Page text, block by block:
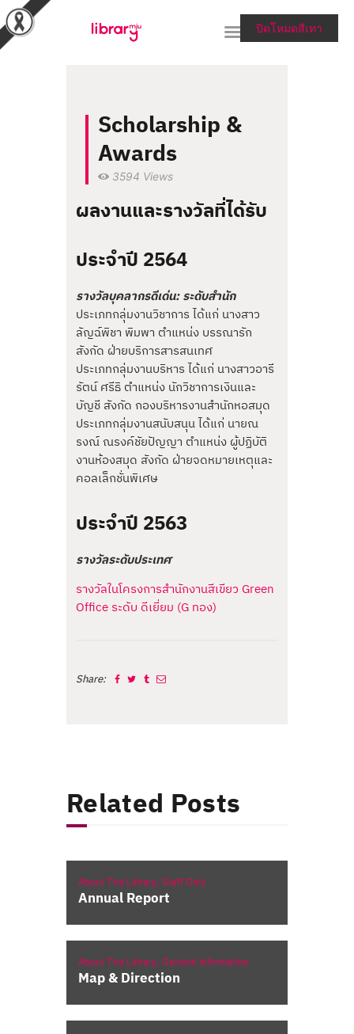
RESEARCH TOOLS &
COLLECTIONS
SERVICES & HELP
ABOUT THE LIBRARY
สายตรงผู้อำนวยการ
Scholarship &
Awards
3594 Views
ผลงานและรางวัลที่ได้รับ
ประจำปี 2564
รางวัลบุคลากรดีเด่น: ระดับสำนัก
ประเภทกลุ่มงานวิชาการ ได้แก่ นางสาว
ลัญฉ์พิชา พิมพา ตำแหน่ง บรรณารัก
สังกัด ฝ่ายบริการสารสนเทศ
ประเภทกลุ่มงานบริหาร ได้แก่ นางสาวอารี
รัตน์ ศรีธิ ตำแหน่ง นักวิชาการเงินและ
บัญชี สังกัด กองบริหารงานสำนักหอสมุด
ประเภทกลุ่มงานสนับสนุน ได้แก่ นายณ
รงณ์ ณรงค์ชัยปัญญา ตำแหน่ง ผู้ปฏิบัติ
งานห้องสมุด สังกัด ฝ่ายจดหมายเหตุและ
คอลเล็กชั่นพิเศษ
ประจำปี 2563
รางวัลระดับประเทศ
รางวัลในโครงการสำนักงานสีเขียว Green
Office ระดับ ดีเยี่ยม (G ทอง)
Share:
Related Posts
About The Library, Staff Only
Annual Report
About The Library, General Information
Map & Direction
ปิดโหมดสีเทา